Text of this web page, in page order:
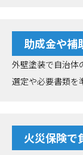
助成金や補
外壁塗装で自治体
選定や必要書類を
火災保険で